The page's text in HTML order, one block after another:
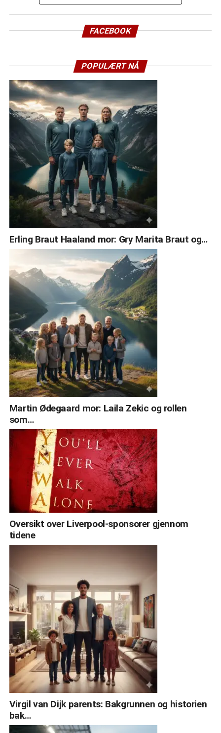
FACEBOOK
POPULÆRT NÅ
Erling Braut Haaland mor: Gry Marita Braut og…
Martin Ødegaard mor: Laila Zekic og rollen
som…
Oversikt over Liverpool-sponsorer gjennom
tidene
Virgil van Dijk parents: Bakgrunnen og historien
bak…